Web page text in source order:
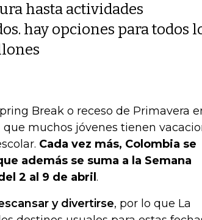
hasta actividades
hay opciones para todos
Break o receso de Primavera
que muchos jóvenes tienen
Cada vez más, Colombia se
además se suma a la Semana
2 al 9 de abril .
y divertirse, por lo que La